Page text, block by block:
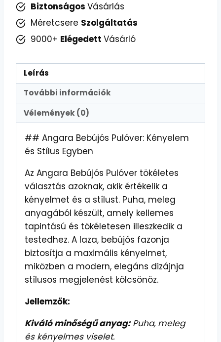
Biztonságos Vásárlás
Méretcsere Szolgáltatás
9000+ Elégedett Vásárló
Leírás
További információk
Vélemények (0)
## Angara Bebújós Pulóver: Kényelem
és Stílus Egyben
Az Angara Bebújós Pulóver tökéletes
választás azoknak, akik értékelik a
kényelmet és a stílust. Puha, meleg
anyagából készült, amely kellemes
tapintású és tökéletesen illeszkedik a
testedhez. A laza, bebújós fazonja
biztosítja a maximális kényelmet,
miközben a modern, elegáns dizájnja
stílusos megjelenést kölcsönöz.
Jellemzők:
Kiváló minőségű anyag:Puha, meleg
és kényelmes viselet.